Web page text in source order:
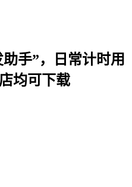
手”，日常计时用
均可下载